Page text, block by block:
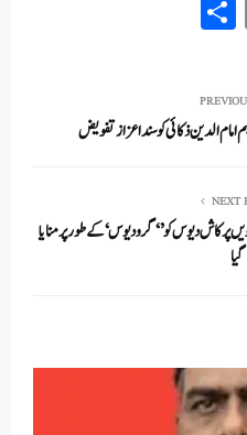
E
m
امام الدین ذکائی کو سند اعزاز تفویض
NEXT
بابا ساون سنگھ جی مہاراج کے 167ویں پرکاش دیوس کو’ ‘گرو دیوس‘ کے طور پر منایا
گیا